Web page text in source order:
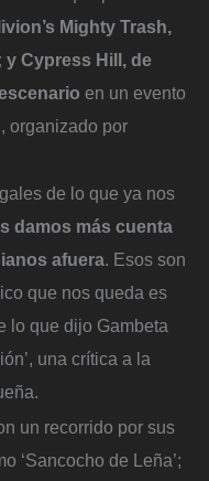
Mighty Trash,
Cypress Hill, de
en un evento
organizado por
de lo que ya nos
damos más cuenta
afuera. Esos son
que nos queda es
lo que dijo Gambeta
una crítica a la
un recorrido por sus
‘Sancocho de Leña’;